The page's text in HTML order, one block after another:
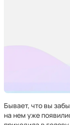
Бывает, что вы
на нем уже